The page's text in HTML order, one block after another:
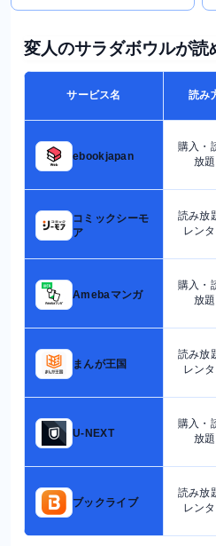
変人のサラダボウルが読
サービス名 読み
ebookjapan
購入・
放題
コミックシーモ
ア
読み放
レン
Amebaマンガ
購入・
放題
まんが王国
読み放
レン
U-NEXT
購入・
放題
ブックライブ
読み放
レン